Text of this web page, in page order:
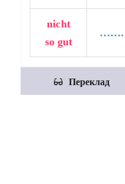
nicht
so gut
…….
Переклад